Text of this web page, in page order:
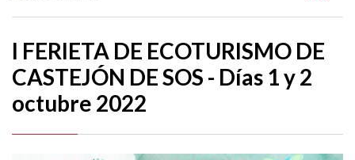
I FERIETA DE ECOTURISMO DE
CASTEJÓN DE SOS - Días 1 y 2
octubre 2022